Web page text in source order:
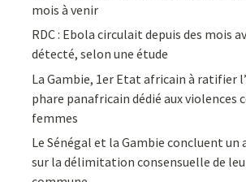
mois à venir
RDC : Ebola circulait depuis des mois
détecté, selon une étude
La Gambie, 1er Etat africain à ratifier
phare panafricain dédié aux violences
femmes
Le Sénégal et la Gambie concluent
sur la délimitation consensuelle de